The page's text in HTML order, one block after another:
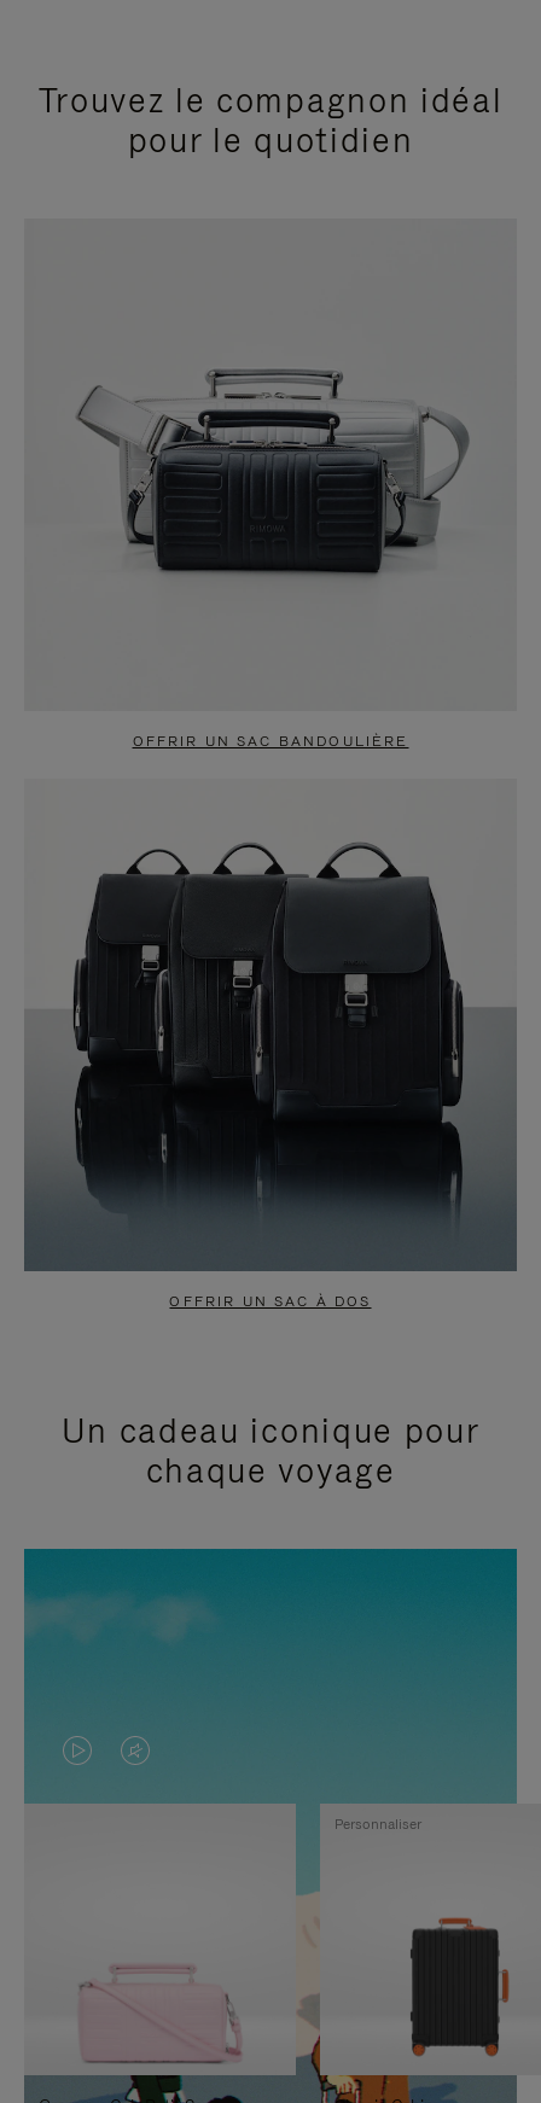
Trouvez le compagnon idéal
pour le quotidien
OFFRIR UN SAC BANDOULIÈRE
OFFRIR UN SAC À DOS
Un cadeau iconique pour
chaque voyage
LA
VIDÉO
PAUSE,
APPUYEZ
SUR
LE
SON
DÉSACTIVÉ.
VEUILLEZ
Personnaliser